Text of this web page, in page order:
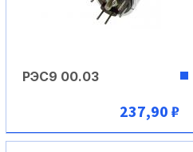
В корзину
РЭС9 00.03
237,90 ₽